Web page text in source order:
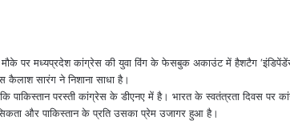
मौके पर मध्यप्रदेश कांग्रेस की युवा विंग के फेसबुक अकाउंट में हैशटैग
कैलाश सारंग ने निशाना साधा है।
पाकिस्तान परस्ती कांग्रेस के डीएनए में है। भारत के स्वतंत्रता दिवस पर
और पाकिस्तान के प्रति उसका प्रेम उजागर हुआ है।